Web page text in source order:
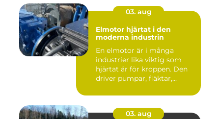
03. aug
Elmotor hjärtat i den
moderna industrin
En elmotor är i många
industrier lika viktig som
hjärtat är för kroppen. Den
driver pumpar, fläktar,...
03. aug